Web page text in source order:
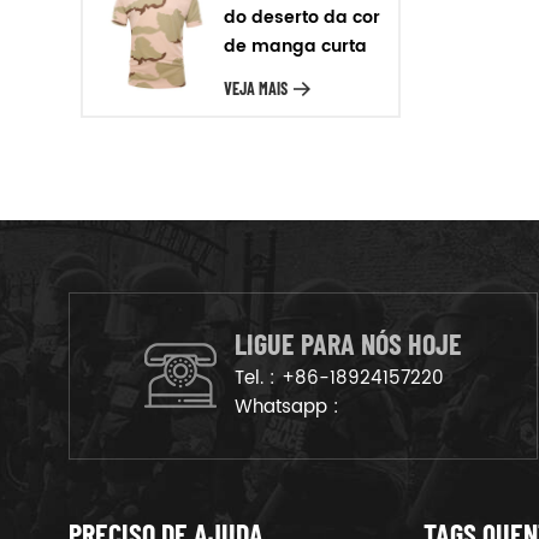
Para o material que temos
poliéster, nylon oxford, para o
couro temos cheio de grãos de
do deserto da cor
de manga curta
T-shirt
VEJA MAIS
LIGUE PARA NÓS HOJE
Tel. : +86-18924157220
Whatsapp :